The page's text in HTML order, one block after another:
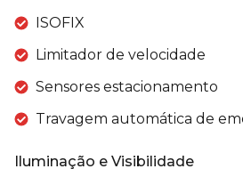
ISOFIX
Limitador de velocidade
Sensores estacionamento
Travagem automática de
Iluminação e Visibilidade